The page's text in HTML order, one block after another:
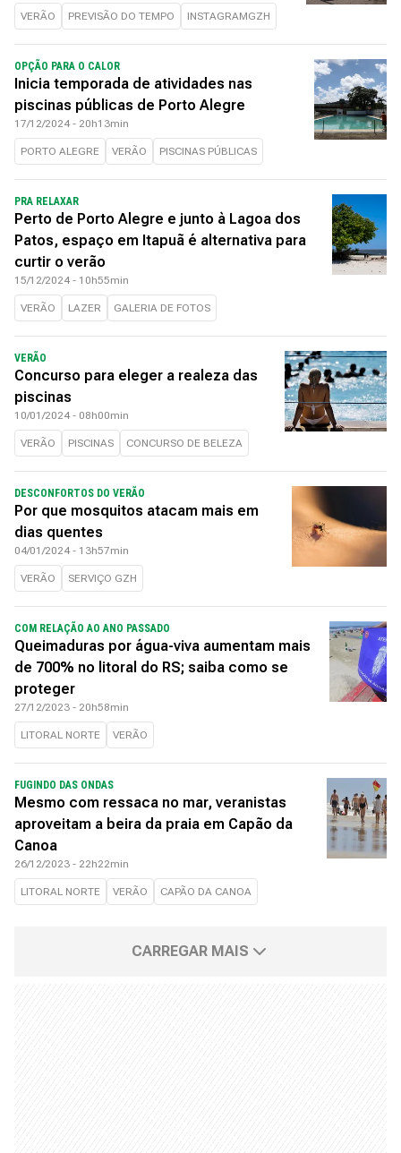
VERÃO PREVISÃO DO TEMPO INSTAGRAMGZH
OPÇÃO PARA O CALOR
Inicia temporada de atividades nas
piscinas públicas de Porto Alegre
17/12/2024 - 20h13min
PORTO ALEGRE VERÃO PISCINAS PÚBLICAS
PRA RELAXAR
Perto de Porto Alegre e junto à Lagoa dos
Patos, espaço em Itapuã é alternativa para
curtir o verão
15/12/2024 - 10h55min
VERÃO LAZER GALERIA DE FOTOS
VERÃO
Concurso para eleger a realeza das
piscinas
10/01/2024 - 08h00min
VERÃO PISCINAS CONCURSO DE BELEZA
DESCONFORTOS DO VERÃO
Por que mosquitos atacam mais em
dias quentes
04/01/2024 - 13h57min
VERÃO SERVIÇO GZH
COM RELAÇÃO AO ANO PASSADO
Queimaduras por água-viva aumentam mais
de 700% no litoral do RS; saiba como se
proteger
27/12/2023 - 20h58min
LITORAL NORTE VERÃO
FUGINDO DAS ONDAS
Mesmo com ressaca no mar, veranistas
aproveitam a beira da praia em Capão da
Canoa
26/12/2023 - 22h22min
LITORAL NORTE VERÃO CAPÃO DA CANOA
CARREGAR MAIS